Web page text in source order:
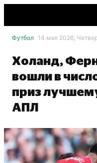
Футбол 14 мая 2026,
Холанд,
вошли в
приз
АПЛ